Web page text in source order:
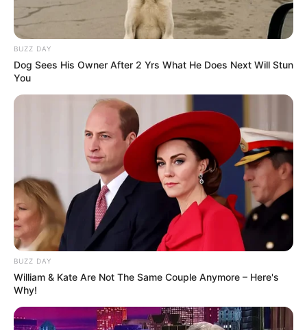
BUZZ DAY
Dog Sees His Owner After 2 Yrs What He Does Next Will Stun
You
BUZZ DAY
William & Kate Are Not The Same Couple Anymore – Here's
Why!